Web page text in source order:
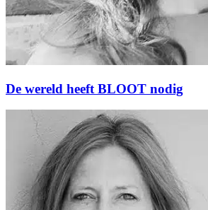
De wereld heeft BLOOT nodig